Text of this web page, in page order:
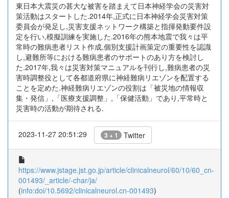
東日本大震災の甚大な被害を踏まえて日本神経学会の災害対
策活動はスタートした.2014年,正式に日本神経学会災害対策
委員会が発足し,災害支援ネットワーク構築と指揮発動要件設
定を行い,模擬訓練を実施した.2016年の熊本地震で我々は平
常時の難病患者リスト作成,個別支援計画策定の重要性を認識
し,避難所等における難病患者のサポートのあり方を検討し
た.2017年,我々は災害対策マニュアルを刊行し,難病患者の災
害時調整役として各都道府県に神経難病リエゾンを配置する
ことを定めた.神経難病リエゾンの役割は「被災地の情報収
集・発信」,「医療支援調整」,「保健活動」であり,平常時と
災害時の活動が期待される.
2023-11-27 20:51:29 3 + 1 Twitter
https://www.jstage.jst.go.jp/article/clinicalneurol/60/10/60_cn-
001493/_article/-char/ja/
(info:doi/10.5692/clinicalneurol.cn-001493)